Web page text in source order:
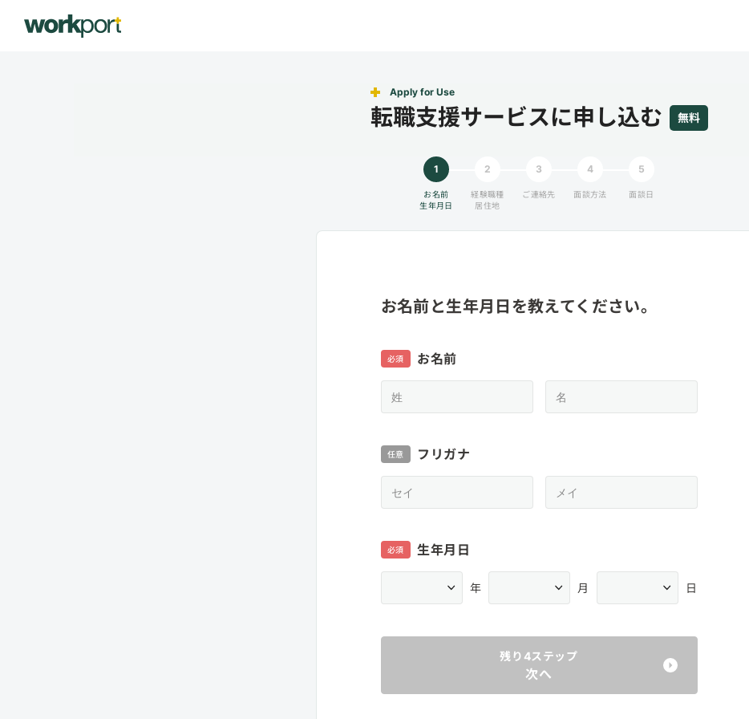
Apply for Use
転職支援サービスに申し込む 無料
1
お名前
生年月日
2
経験職種
居住地
3
ご連絡先
4
面談方法
5
面談日
お名前と生年月日を教えてください。
お名前
必須
フリガナ
任意
生年月日
必須
年 月 日
残り4ステップ
次へ